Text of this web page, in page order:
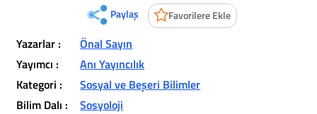
Paylaş Favorilere Ekle
Yazarlar :
Önal Sayın
Yayımcı :
Anı Yayıncılık
Kategori :
Sosyal ve Beşeri Bilimler
Bilim Dalı :
Sosyoloji